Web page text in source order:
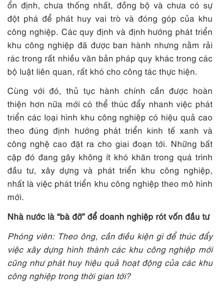
ổn định, chưa thống nhất, đồng bộ và chưa có sự
đột phá để phát huy vai trò và đóng góp của khu
công nghiệp. Các quy định và định hướng phát triển
khu công nghiệp đã được ban hành nhưng nằm rải
rác trong rất nhiều văn bản pháp quy khác trong các
bộ luật liên quan, rất khó cho công tác thực hiện.
Cùng với đó, thủ tục hành chính cần được hoàn
thiện hơn nữa mới có thể thúc đẩy nhanh việc phát
triển các loại hình khu công nghiệp có hiệu quả cao
theo đúng định hướng phát triển kinh tế xanh và
công nghệ cao đặt ra cho giai đoạn tới. Những bất
cập đó đang gây không ít khó khăn trong quá trình
đầu tư, xây dựng và phát triển khu công nghiệp,
nhất là việc phát triển khu công nghiệp theo mô hình
mới.
Nhà nước là “bà đỡ” để doanh nghiệp rót vốn đầu tư
Phóng viên: Theo ông, cần điều kiện gì để thúc đẩy
việc xây dựng hình thành các khu công nghiệp mới
cũng như phát huy hiệu quả hoạt động của các khu
công nghiệp trong thời gian tới?